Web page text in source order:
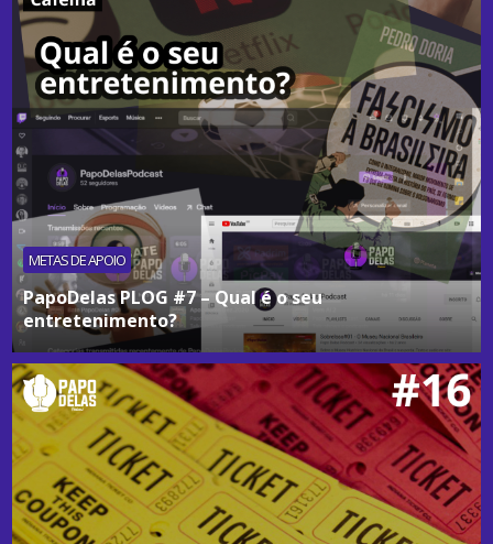
METAS DE APOIO
PapoDelas PLOG #7 – Qual é o seu
entretenimento?